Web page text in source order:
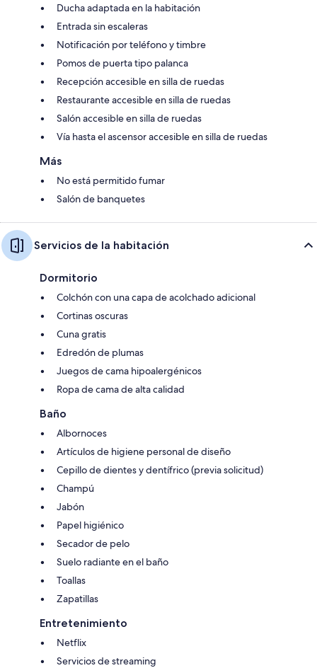
Ducha adaptada en la habitación
Entrada sin escaleras
Notificación por teléfono y timbre
Pomos de puerta tipo palanca
Recepción accesible en silla de ruedas
Restaurante accesible en silla de ruedas
Salón accesible en silla de ruedas
Vía hasta el ascensor accesible en silla de ruedas
Más
No está permitido fumar
Salón de banquetes
Servicios de la habitación
Dormitorio
Colchón con una capa de acolchado adicional
Cortinas oscuras
Cuna gratis
Edredón de plumas
Juegos de cama hipoalergénicos
Ropa de cama de alta calidad
Baño
Albornoces
Artículos de higiene personal de diseño
Cepillo de dientes y dentífrico (previa solicitud)
Champú
Jabón
Papel higiénico
Secador de pelo
Suelo radiante en el baño
Toallas
Zapatillas
Entretenimiento
Netflix
Servicios de streaming